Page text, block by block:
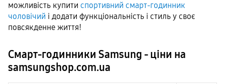
можливість купити спортивний смарт-годинник
чоловічий і додати функціональність і стиль у своє
повсякденне життя!
Смарт-годинники Samsung - ціни на
samsungshop.com.ua